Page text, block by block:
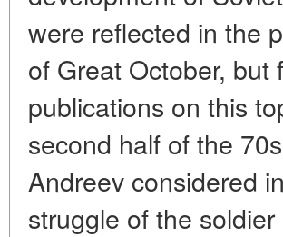
were reflected in the
of Great October,
publications on this
second half of the
Andreev considered
struggle of the